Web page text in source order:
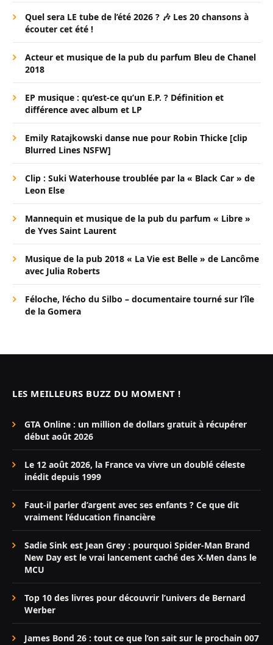
Quel sera LE tube de l’été 2026 ? 🎶 Les 20 chansons à
écouter cet été !
Acteur et musique de la pub du parfum Bleu de Chanel
2018
EP musique : qu’est-ce qu’un E.P. ? Définition et
différence avec album et LP
Emily Ratajkowski danse nue pour Robin Thicke [clip
Blurred Lines NSFW]
Clip : Suki Waterhouse troublée par la « Black Car » de
Leon Else
Mannequin et musique de la pub du parfum « Libre »
de Yves Saint Laurent
Musique de la pub 2018 « La Vie est Belle » de Lancôme
avec Julia Roberts
Féloche, l’écho du Silbo – documentaire tourné sur l’île
de la Gomera
LES MEILLEURS BUZZ DU MOMENT !
GTA Online : un million de dollars gratuit à récupérer
début août 2026
Le 12 août 2026, la France va vivre un doublé céleste
inédit depuis 1999
Faut-il parler d’argent avec ses enfants ? Ce que dit
vraiment l’éducation financière
Sadie Sink est Jean Grey : pourquoi Spider-Man Brand
New Day est le vrai lancement caché des X-Men dans le
MCU
Top 10 des livres pour découvrir l’univers de Bernard
Werber
James Bond 26 : tout ce que l’on sait sur le prochain 007